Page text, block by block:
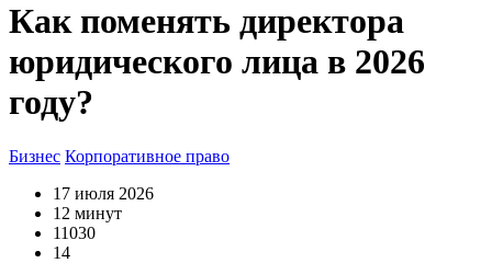
Как поменять директора
юридического лица в 2026
году?
Бизнес Корпоративное право
17 июля 2026
12 минут
11030
14